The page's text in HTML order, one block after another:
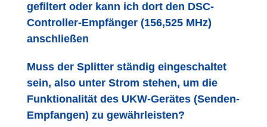
gefiltert oder kann ich dort den DSC-
Controller-Empfänger (156,525 MHz)
anschließen
Muss der Splitter ständig eingeschaltet
sein, also unter Strom stehen, um die
Funktionalität des UKW-Gerätes (Senden-
Empfangen) zu gewährleisten?